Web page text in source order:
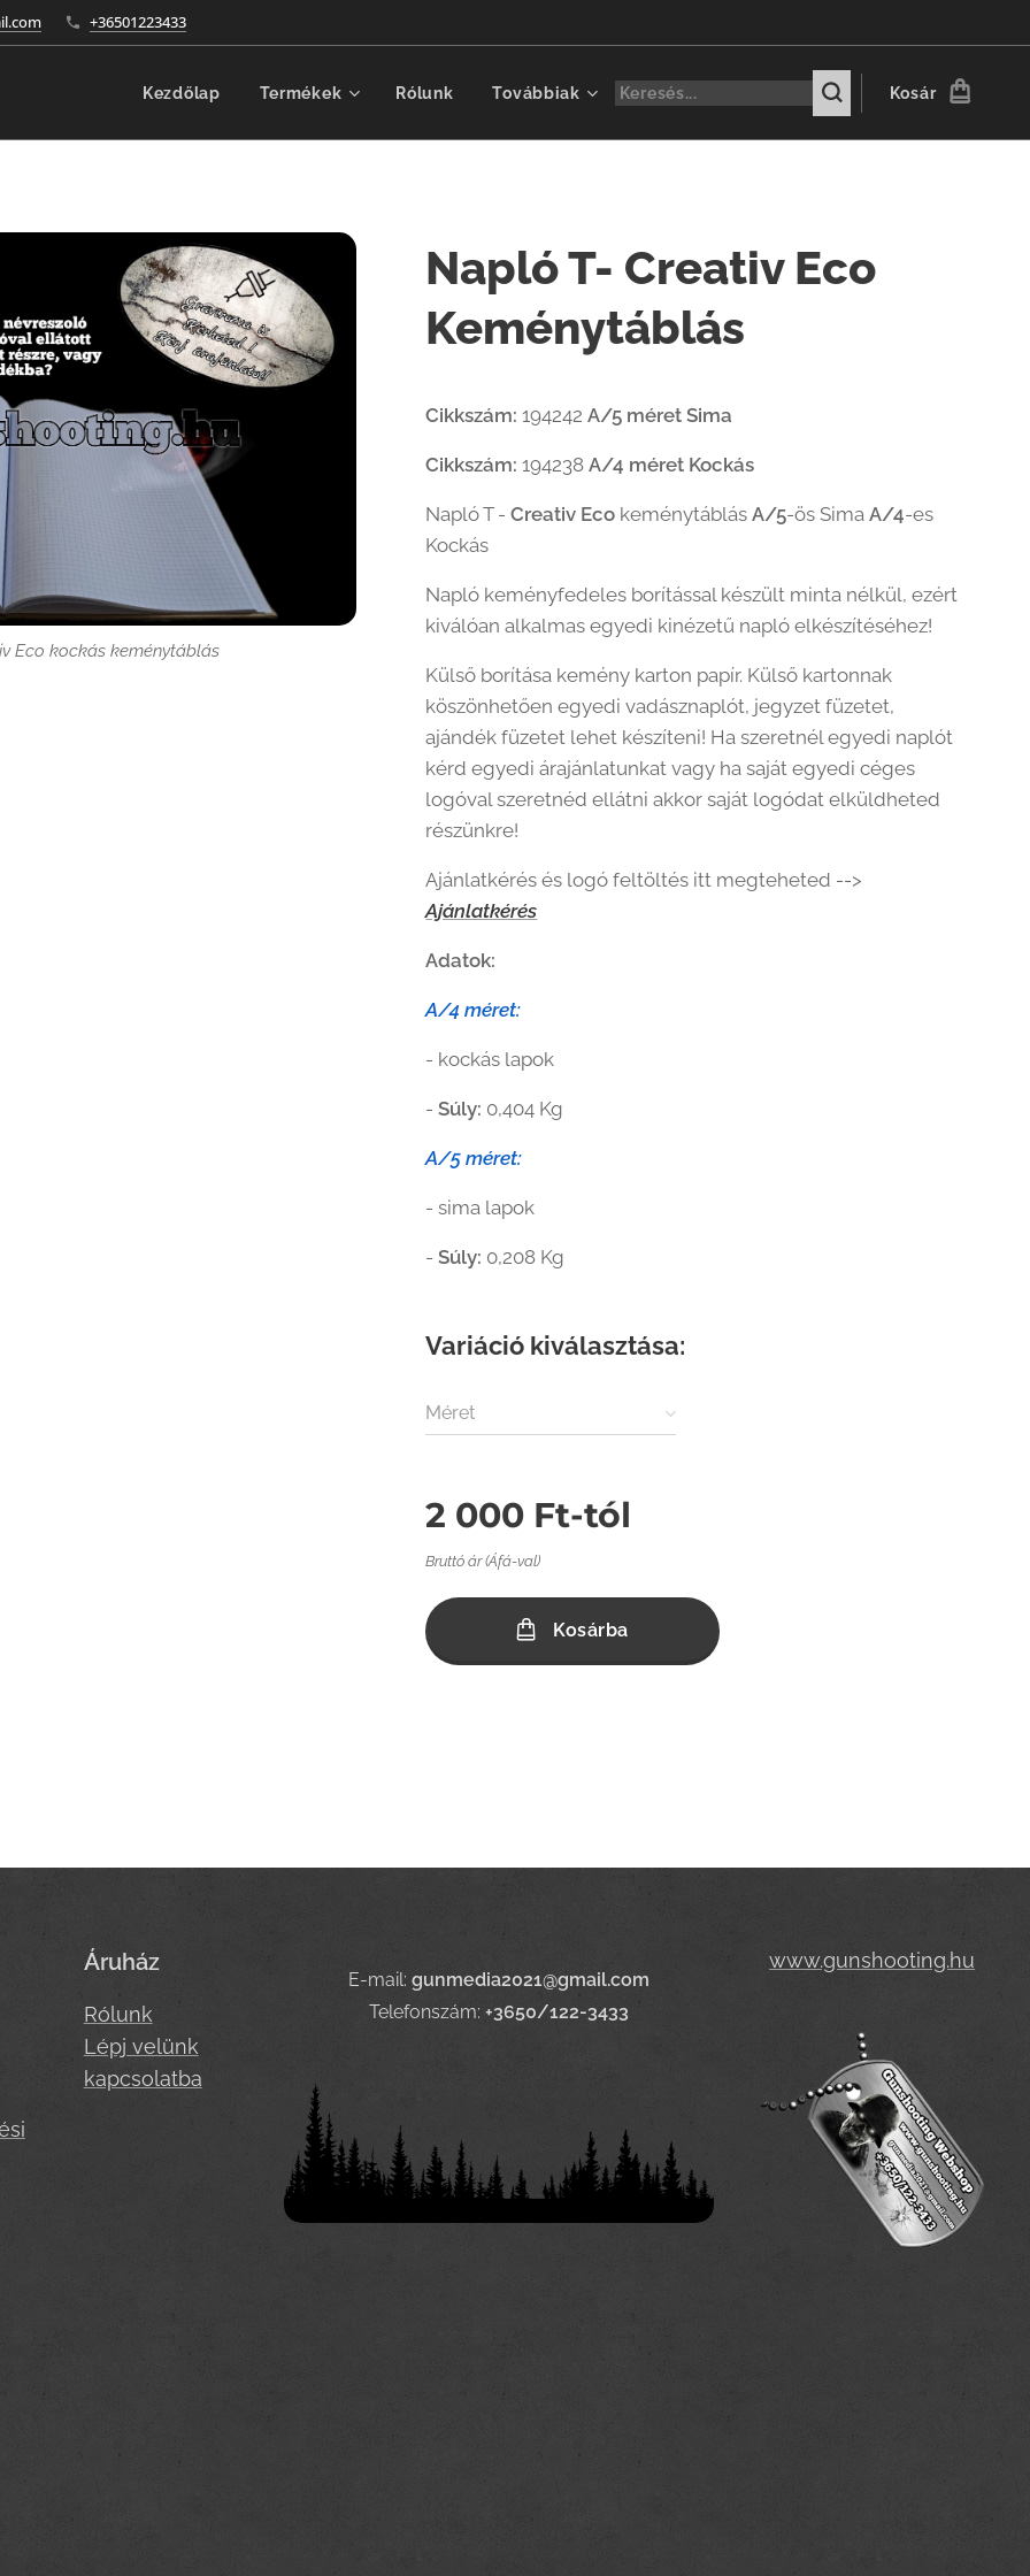
+36501223433
Kezdőlap Termékek Rólunk Továbbiak Kosár
Napló T- Creativ Eco
Keménytáblás
Eco kockás keménytáblás
Eco kockás keménytáblás
Eco Sima keménytáblás
Eco Sima keménytáblás
Cikkszám: 194242A/5 méret Sima
Cikkszám: 194238A/4 méret Kockás
Napló T -Creativ Eco keménytáblásA/5-ös SimaA/4-es
Kockás
Napló keményfedeles borítással készült minta nélkül, ezért
kiválóan alkalmas egyedi kinézetű napló elkészítéséhez!
Külső borítása kemény karton papír. Külső kartonnak
köszönhetően egyedi vadásznaplót, jegyzet füzetet,
ajándék füzetet lehet készíteni! Ha szeretnél egyedi naplót
kérd egyedi árajánlatunkat vagy ha saját egyedi céges
logóval szeretnéd ellátni akkor saját logódat elküldheted
részünkre!
Ajánlatkérés és logó feltöltés itt megteheted -->
Ajánlatkérés
Adatok:
A/4 méret:
- kockás lapok
-Súly: 0,404 Kg
A/5 méret:
- sima lapok
-Súly: 0,208 Kg
Variáció kiválasztása:
Méret
2 000 Ft-tól
Bruttó ár (Áfá-val)
Kosárba
Áruház
Rólunk
Lépj velünk
kapcsolatba
E-mail:gunmedia2021@gmail.com
Telefonszám:+3650/122-3433
www.gunshooting.hu